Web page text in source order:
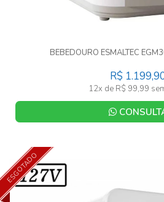
BEBEDOURO ESMALTEC
R$
12x de R$ 99,99
ESGOTADO